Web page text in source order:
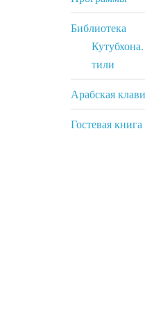
Библиотека
тили
Арабская
Гостевая книга